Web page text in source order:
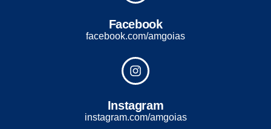
Facebook
facebook.com/amgoias
Instagram
instagram.com/amgoias